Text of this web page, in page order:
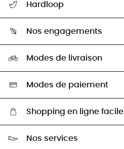
Retour & remboursement
Guide des tailles
Seconde Main
Aide & Contact
Hardloop
HardGuides
Nos engagements
Sélection éco-responsable
Modes de livraison
Modes de paiement
Shopping en ligne facile
Nos services